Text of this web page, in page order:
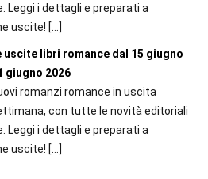
Leggi i dettagli e preparati a
uscite! […]
uscite libri romance dal 15 giugno
giugno 2026
romanzi romance in uscita
con tutte le novità editoriali
Leggi i dettagli e preparati a
uscite! […]